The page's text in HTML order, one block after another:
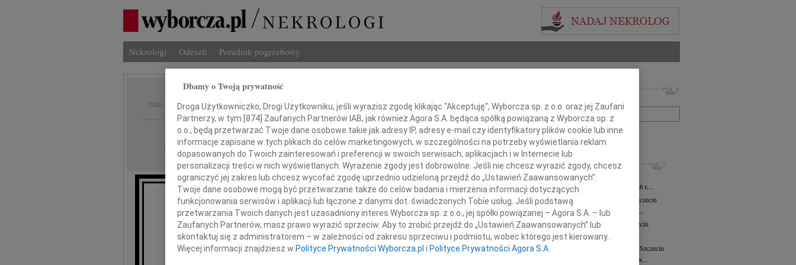
Nekrologi Odeszli Poradnik pogrzebowy
IMIĘ I NAZWISKO: Tadeusz Pabisiak
REGION: Szczecin
DATA EMISJI: 11.12.2020
W dniu 6 grudnia 2020 r.
odszedł na Wieczną Wachtę
+ szukanie zaawansowane
INNE NEKROLOGI
Bogusław Wierzbicki 03.08.2026
Z żalem zawiadamiamy, że w dniu 25.07.2026 r....
Mirosława Włodarczak-Siuda
Szczecin
Z głębokim żalem zawiadamiamy, że dnia 26...
Stanisław Strabel wiek: 90 20.07.2026
Szczecin
"Kto w sercach bliskich żyje, nie umiera"...
Maria Nekanda-Trepka
Szczecin
Dnia 26 kwietnia 2026 roku odeszła do nas w...
Dbamy o Twoją prywatność
Droga Użytkowniczko, Drogi Użytkowniku, jeśli wyrazisz zgodę klikając "Akceptuję", Wyborcza sp. z o.o. oraz jej Zaufani
Partnerzy, w tym [ 874 ] Zaufanych Partnerów IAB, jak również Agora S.A. będąca spółką powiązaną z Wyborcza sp. z
o.o., będą przetwarzać Twoje dane osobowe takie jak adresy IP, adresy e-mail czy identyfikatory plików cookie lub inne
informacje zapisane w tych plikach do celów marketingowych, w szczególności na potrzeby wyświetlania reklam
dopasowanych do Twoich zainteresowań i preferencji w swoich serwisach, aplikacjach i w Internecie lub
personalizacji treści w nich wyświetlanych. Wyrażenie zgody jest dobrowolne. Jeśli nie chcesz wyrazić zgody, chcesz
ograniczyć jej zakres lub chcesz wycofać zgodę uprzednio udzieloną przejdź do „Ustawień Zaawansowanych”.
Twoje dane osobowe mogą być przetwarzane także do celów badania i mierzenia informacji dotyczących
funkcjonowania serwisów i aplikacji lub łączone z danymi dot. świadczonych Tobie usług. Jeśli podstawą
przetwarzania Twoich danych jest uzasadniony interes Wyborcza sp. z o.o., jej spółki powiązanej – Agora S.A. – lub
Zaufanych Partnerów, masz prawo wyrazić sprzeciw. Aby to zrobić przejdź do „Ustawień Zaawansowanych” lub
skontaktuj się z administratorem – w zależności od zakresu sprzeciwu i podmiotu, wobec którego jest kierowany.
Więcej informacji znajdziesz w Polityce Prywatności Wyborcza.pl i Polityce Prywatności Agora S.A.